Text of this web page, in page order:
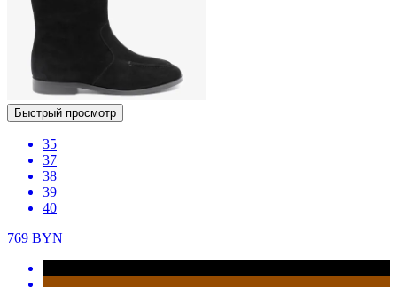
Быстрый просмотр
35
37
38
39
40
769 BYN